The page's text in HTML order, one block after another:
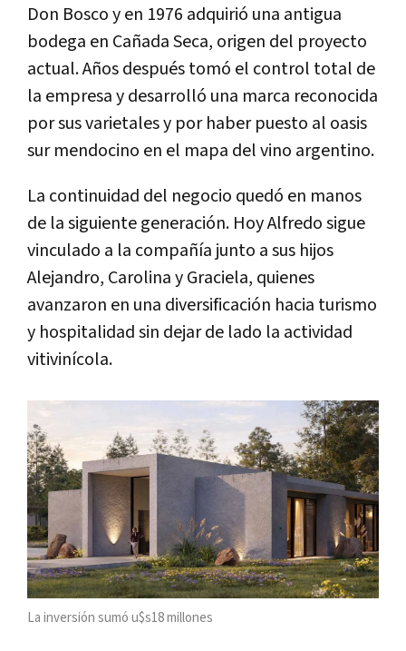
Don Bosco y en 1976 adquirió una antigua
bodega en Cañada Seca, origen del proyecto
actual. Años después tomó el control total de
la empresa y desarrolló una marca reconocida
por sus varietales y por haber puesto al oasis
sur mendocino en el mapa del vino argentino.
La continuidad del negocio quedó en manos
de la siguiente generación. Hoy Alfredo sigue
vinculado a la compañía junto a sus hijos
Alejandro, Carolina y Graciela, quienes
avanzaron en una diversificación hacia turismo
y hospitalidad sin dejar de lado la actividad
vitivinícola.
La inversión sumó u$s18 millones